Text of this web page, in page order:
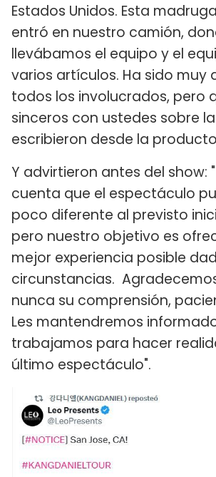
Estados Unidos. Esta
entró en nuestro camión,
llevábamos el equipo y el
varios artículos. Ha sido muy
todos los involucrados, pero
sinceros con ustedes sobre
escribieron desde la
Y advirtieron antes del show:
cuenta que el espectáculo
poco diferente al previsto
pero nuestro objetivo es
mejor experiencia posible
circunstancias.
nunca su comprensión,
Les mantendremos
trabajamos para hacer
último espectáculo".